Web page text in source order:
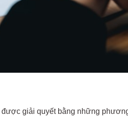
giải quyết bằng những